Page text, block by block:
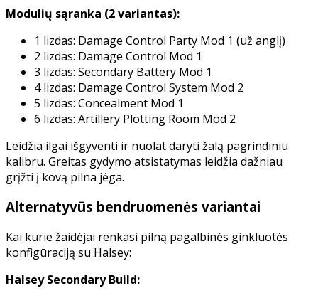
Modulių sąranka (2 variantas):
1 lizdas: Damage Control Party Mod 1 (už anglį)
2 lizdas: Damage Control Mod 1
3 lizdas: Secondary Battery Mod 1
4 lizdas: Damage Control System Mod 2
5 lizdas: Concealment Mod 1
6 lizdas: Artillery Plotting Room Mod 2
Leidžia ilgai išgyventi ir nuolat daryti žalą pagrindiniu
kalibru. Greitas gydymo atsistatymas leidžia dažniau
grįžti į kovą pilna jėga.
Alternatyvūs bendruomenės variantai
Kai kurie žaidėjai renkasi pilną pagalbinės ginkluotės
konfigūraciją su Halsey:
Halsey Secondary Build: